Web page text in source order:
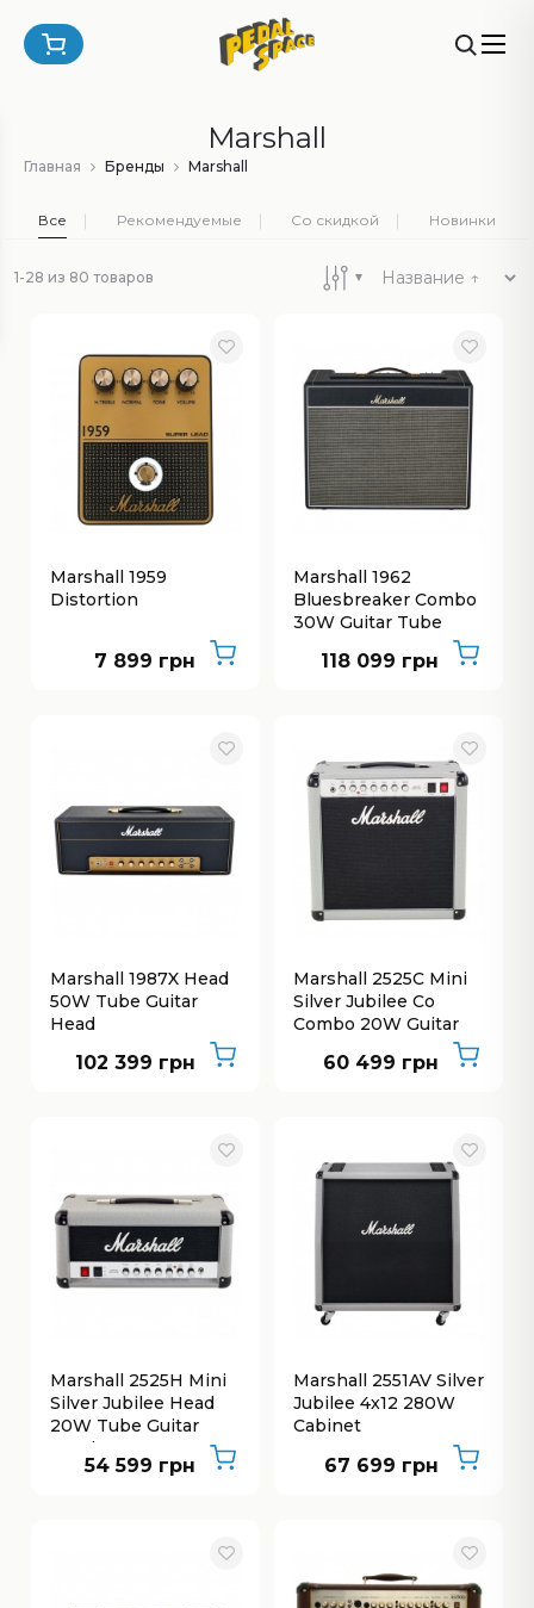
Marshall
Главная Бренды Marshall
Все Рекомендуемые Со скидкой Новинки
1-28 из 80 товаров
Marshall 1959
Distortion
7 899 грн
Marshall 1962
Bluesbreaker Combo
30W Guitar Tube
118 099 грн
Marshall 1987X Head
50W Tube Guitar
Head
102 399 грн
Marshall 2525C Mini
Silver Jubilee Co
Combo 20W Guitar
60 499 грн
Marshall 2525H Mini
Silver Jubilee Head
20W Tube Guitar
Head
54 599 грн
Marshall 2551AV Silver
Jubilee 4x12 280W
Cabinet
67 699 грн